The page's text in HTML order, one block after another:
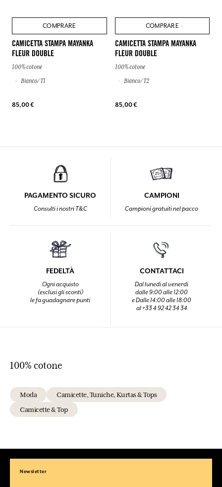
COMPRARE
CAMICETTA STAMPA MAYANKA
FLEUR DOUBLE
100% cotone
Bianco/ T1
85,00 €
COMPRARE
CAMICETTA STAMPA MAYANKA
FLEUR DOUBLE
100% cotone
Bianco/ T2
85,00 €
PAGAMENTO SICURO
Consulti i nostri T&C
CAMPIONI
Campioni gratuiti nel pacco
FEDELTÀ
Ogni acquisto
(esclusi gli sconti)
le fa guadagnare punti
CONTATTACI
Dal lunedi al venerdi
dalle 9:00 alle 12:00
e Dalle 14:00 alle 18:00
al +33 4 92 42 34 34
100% cotone
Moda
Camicette, Tuniche, Kurtas & Tops
Camicette & Top
Newsletter